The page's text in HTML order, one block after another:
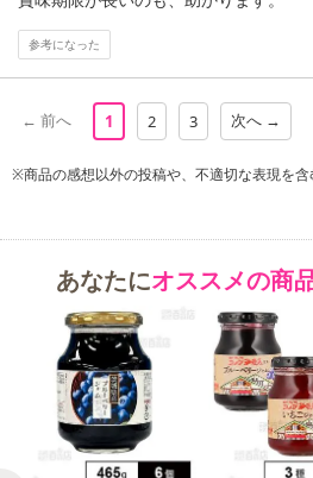
■その他共通および商品カテゴリー別
参考になった
← 前へ 1 2 3 次へ →
※商品の感想以外の投稿や、不適切な表現を
あなたにオススメの商